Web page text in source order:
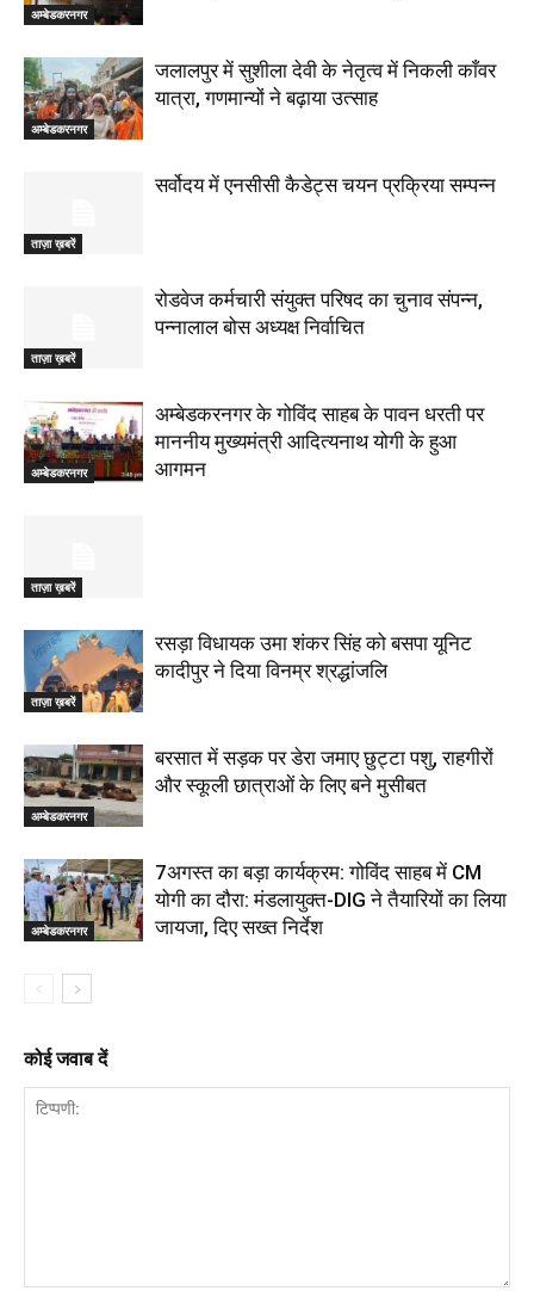
अम्बेडकरनगर
अम्बेडकरनगर
जलालपुर में सुशीला देवी के नेतृत्व में निकली काँवर
यात्रा, गणमान्यों ने बढ़ाया उत्साह
ताज़ा ख़बरें
सर्वोदय में एनसीसी कैडेट्स चयन प्रक्रिया सम्पन्न
ताज़ा ख़बरें
रोडवेज कर्मचारी संयुक्त परिषद का चुनाव संपन्न,
पन्नालाल बोस अध्यक्ष निर्वाचित
अम्बेडकरनगर
अम्बेडकरनगर के गोविंद साहब के पावन धरती पर
माननीय मुख्यमंत्री आदित्यनाथ योगी के हुआ
आगमन
ताज़ा ख़बरें
ताज़ा ख़बरें
रसड़ा विधायक उमा शंकर सिंह को बसपा यूनिट
कादीपुर ने दिया विनम्र श्रद्धांजलि
अम्बेडकरनगर
बरसात में सड़क पर डेरा जमाए छुट्टा पशु, राहगीरों
और स्कूली छात्राओं के लिए बने मुसीबत
अम्बेडकरनगर
7अगस्त का बड़ा कार्यक्रम: गोविंद साहब में CM
योगी का दौरा: मंडलायुक्त-DIG ने तैयारियों का लिया
जायजा, दिए सख्त निर्देश
कोई जवाब दें